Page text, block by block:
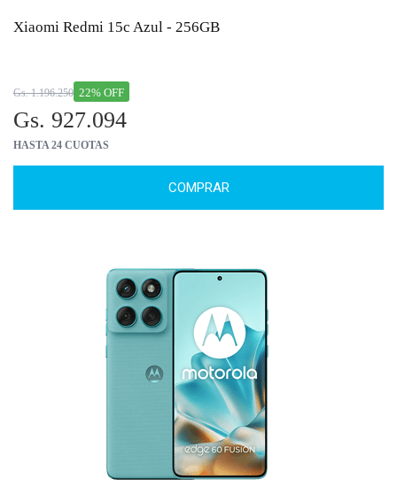
Xiaomi Redmi 15c Azul - 256GB
22% OFF
Gs. 1.196.250
Gs. 927.094
HASTA 24 CUOTAS
COMPRAR